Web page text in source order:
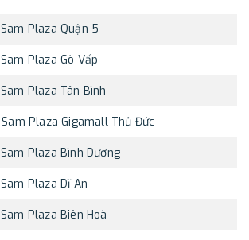
Sam Plaza Quận 5
Sam Plaza Gò Vấp
Sam Plaza Tân Bình
Sam Plaza Gigamall Thủ Đức
Sam Plaza Bình Dương
Sam Plaza Dĩ An
Sam Plaza Biên Hoà